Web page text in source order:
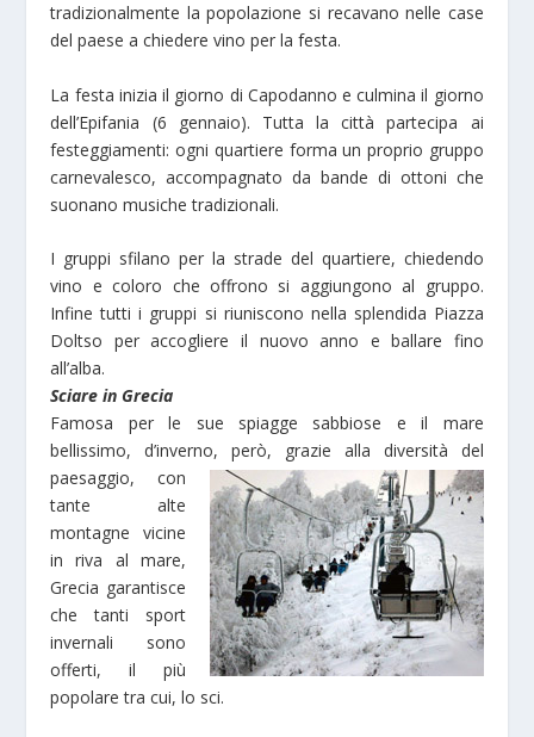
tradizionalmente la popolazione si recavano nelle case
del paese a chiedere vino per la festa.
La festa inizia il giorno di Capodanno e culmina il giorno
dell’Epifania (6 gennaio). Tutta la città partecipa ai
festeggiamenti: ogni quartiere forma un proprio gruppo
carnevalesco, accompagnato da bande di ottoni che
suonano musiche tradizionali.
I gruppi sfilano per la strade del quartiere, chiedendo
vino e coloro che offrono si aggiungono al gruppo.
Infine tutti i gruppi si riuniscono nella splendida Piazza
Doltso per accogliere il nuovo anno e ballare fino
all’alba.
Sciare in Grecia
Famosa per le sue spiagge sabbiose e il mare
bellissimo, d’inverno, però, grazie alla diversità del
paesaggio, con
tante alte
montagne vicine
in riva al mare,
Grecia garantisce
che tanti sport
invernali sono
offerti, il più
popolare tra cui, lo sci.